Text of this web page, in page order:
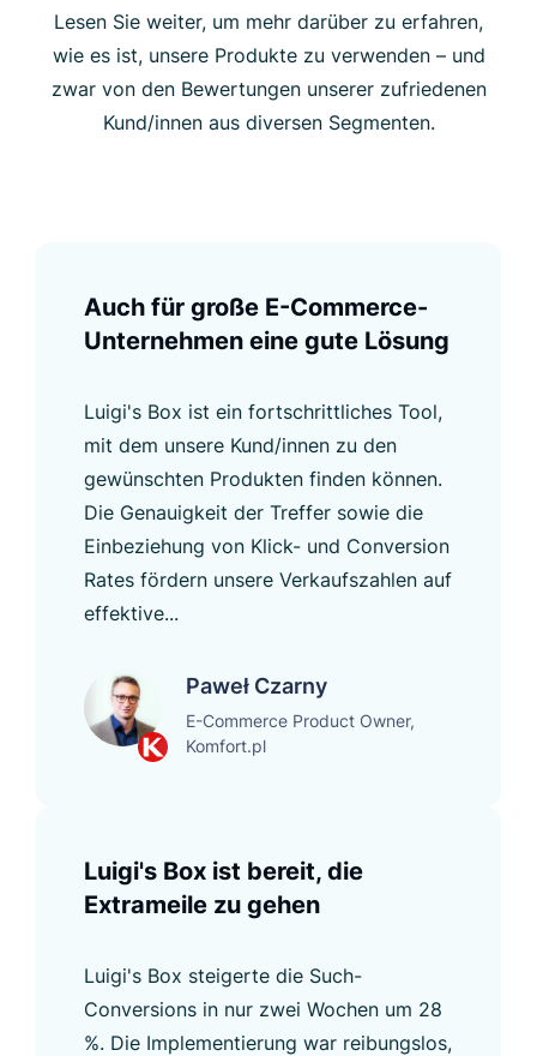
Lesen Sie weiter, um mehr darüber zu erfahren,
wie es ist, unsere Produkte zu verwenden – und
zwar von den Bewertungen unserer zufriedenen
Kund/innen aus diversen Segmenten.
Auch für große E-Commerce-
Unternehmen eine gute Lösung
Luigi's Box ist ein fortschrittliches Tool,
mit dem unsere Kund/innen zu den
gewünschten Produkten finden können.
Die Genauigkeit der Treffer sowie die
Einbeziehung von Klick- und Conversion
Rates fördern unsere Verkaufszahlen auf
effektive...
Paweł Czarny
E-Commerce Product Owner,
Komfort.pl
Luigi's Box ist bereit, die
Extrameile zu gehen
Luigi's Box steigerte die Such-
Conversions in nur zwei Wochen um 28
%. Die Implementierung war reibungslos,